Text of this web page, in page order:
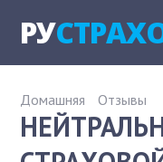
РУ
Домашняя Отзывы